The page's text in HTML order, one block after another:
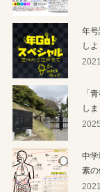
年
しよ
「
し
中
素